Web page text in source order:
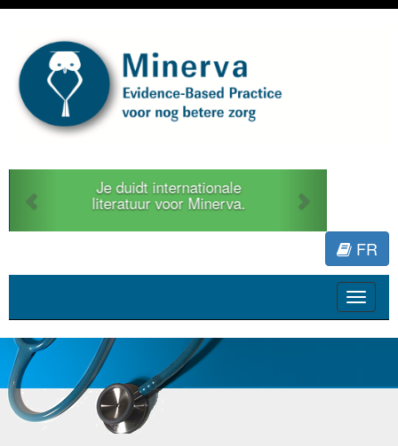
Je duidt internationale
literatuur voor Minerva.
FR
Toggle